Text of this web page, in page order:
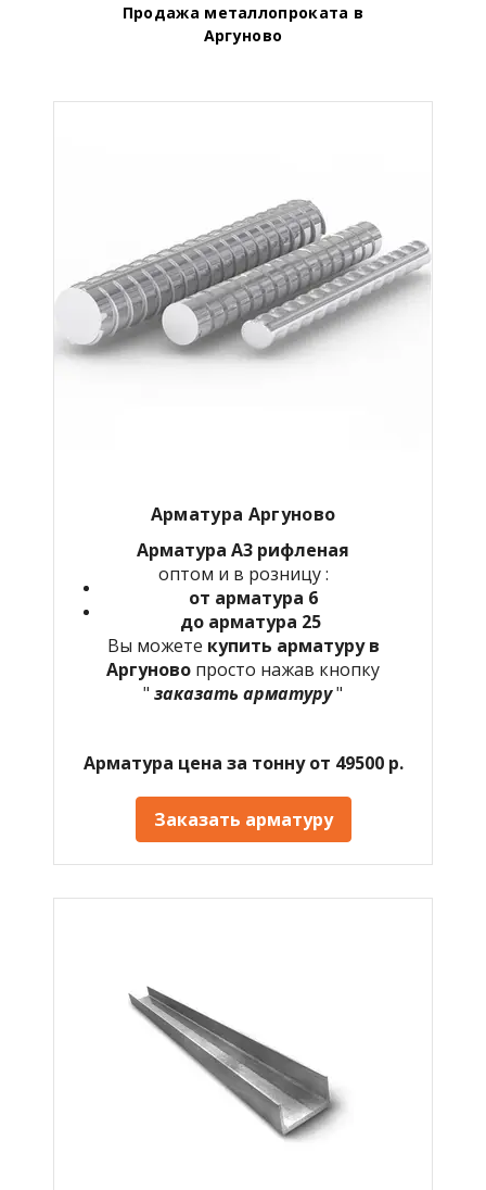
Продажа металлопроката в
Аргуново
Арматура Аргуново
Арматура А3 рифленая
оптом и в розницу :
от арматура 6
до арматура 25
Вы можете купить арматуру в
Аргуново просто нажав кнопку
" заказать арматуру"
Арматура цена за тонну от 49500 р.
Заказать арматуру